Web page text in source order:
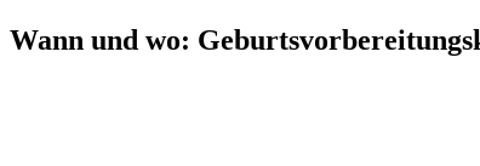
Wann und wo: